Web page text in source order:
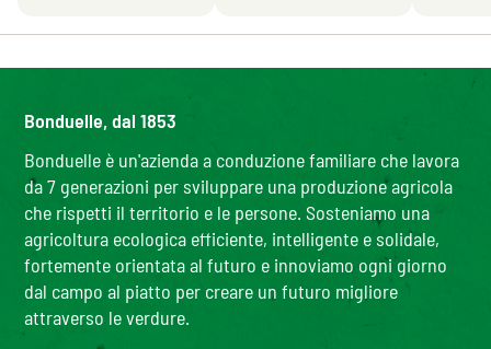
Bonduelle, dal 1853
Bonduelle è un'azienda a conduzione familiare che lavora
da 7 generazioni per sviluppare una produzione agricola
che rispetti il territorio e le persone. Sosteniamo una
agricoltura ecologica efficiente, intelligente e solidale,
fortemente orientata al futuro e innoviamo ogni giorno
dal campo al piatto per creare un futuro migliore
attraverso le verdure.